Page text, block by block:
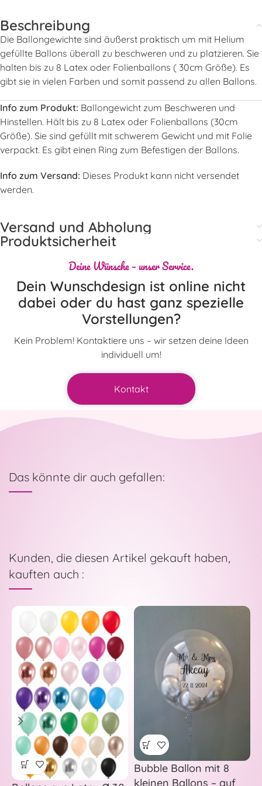
Beschreibung
Die Ballongewichte sind äußerst praktisch um mit Helium
gefüllte Ballons überall zu beschweren und zu platzieren. Sie
halten bis zu 8 Latex oder Folienballons ( 30cm Größe). Es
gibt sie in vielen Farben und somit passend zu allen Ballons.
Info zum Produkt: Ballongewicht zum Beschweren und
Hinstellen. Hält bis zu 8 Latex oder Folienballons (30cm
Größe). Sie sind gefüllt mit schwerem Gewicht und mit Folie
verpackt. Es gibt einen Ring zum Befestigen der Ballons.
Info zum Versand: Dieses Produkt kann nicht versendet
werden.
Versand und Abholung
Produktsicherheit
Deine Wünsche – unser Service.
Dein Wunschdesign ist online nicht
dabei oder du hast ganz spezielle
Vorstellungen?
Kein Problem! Kontaktiere uns – wir setzen deine Ideen
individuell um!
Kontakt
Das könnte dir auch gefallen:
Kunden, die diesen Artikel gekauft haben,
kauften auch :
Bubble Ballon mit 8
kleinen Ballons – auf